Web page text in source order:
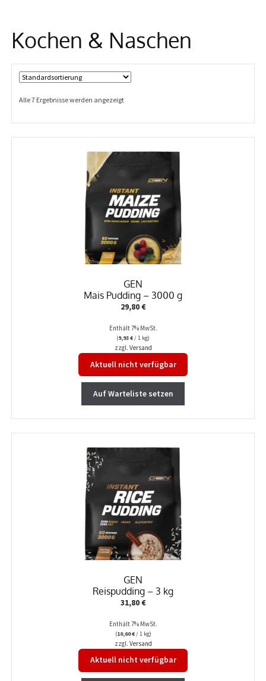
Kochen & Naschen
Alle 7 Ergebnisse werden angezeigt
GEN
Mais Pudding – 3000 g
29,80€
Enthält 7% MwSt.
(9,93€/ 1 kg)
zzgl. Versand
Aktuell nicht verfügbar
Auf Warteliste setzen
GEN
Reispudding – 3 kg
31,80€
Enthält 7% MwSt.
(10,60€/ 1 kg)
zzgl. Versand
Aktuell nicht verfügbar